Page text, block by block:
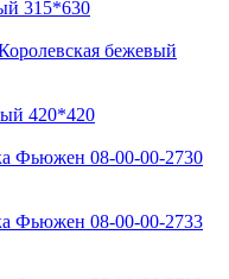
315*630
бежевый
420*420
Фьюжен 08-00-00-2730
Фьюжен 08-00-00-2733